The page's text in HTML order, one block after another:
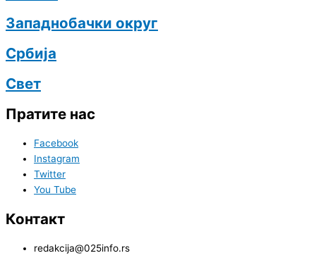
Западнобачки округ
Србија
Свет
Пратите нас
Facebook
Instagram
Twitter
You Tube
Контакт
redakcija@025info.rs